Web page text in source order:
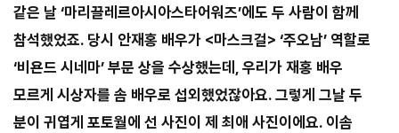
같은 날 ‘마리끌레르아시아스타어워즈’에도 두 사람이 함께
참석했었죠. 당시 안재홍 배우가 <마스크걸> ‘주오남’ 역할로
‘비욘드 시네마’ 부문 상을 수상했는데, 우리가 재홍 배우
모르게 시상자를 솜 배우로 섭외했었잖아요. 그렇게 그날 두
분이 귀엽게 포토월에 선 사진이 제 최애 사진이에요. 이솜